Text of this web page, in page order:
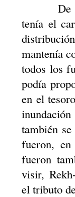
De
tenía el
mantenía
todos los
podía
en el
inundación
también
fueron, en
fueron
visir, Rekh
el tributo